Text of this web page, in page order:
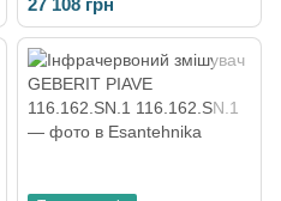
6 В GEBERIT HYTRONIC
185 116.245.21.1
27 108 грн